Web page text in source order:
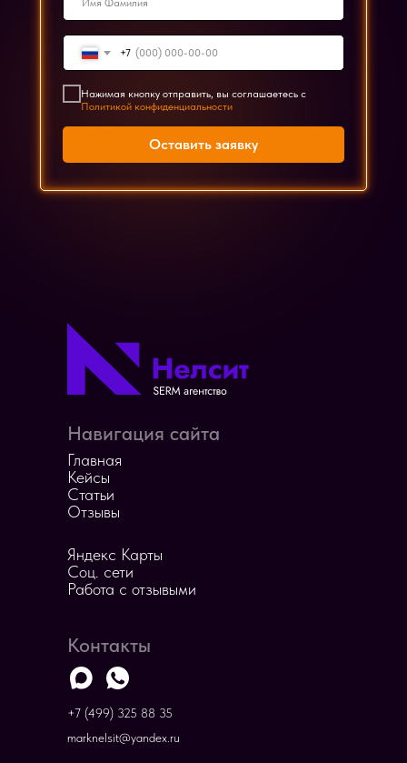
+7
Нажимая кнопку отправить, вы соглашаетесь с
Политикой конфиденциальности
Оставить заявку
Яндекс Карты
Соц. сети
Работа с отзывыми
+7 (499) 325 88 35
Контакты
Навигация сайта
marknelsit@yandex.ru
Главная
Кейсы
Cтатьи
Отзывы